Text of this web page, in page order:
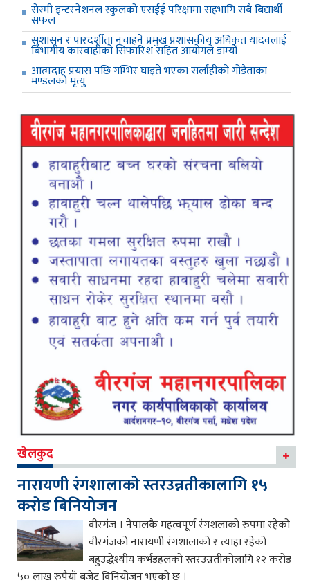
सेस्मी इन्टरनेशनल स्कुलको एसईई परिक्षामा सहभागि सबै बिद्यार्थी
सफल
सुशासन र पारदर्शीता नचाहने प्रमुख प्रशासकीय अधिकृत यादवलाई
बिभागीय कारवाहीको सिफारिश सहित आयोगले डाम्यो
आत्मदाह प्रयास पछि गम्भिर घाइते भएका सर्लाहीको गोडैताका
मण्डलको मृत्यु
खेलकुद
नारायणी रंगशालाको स्तरउन्नतीकालागि १५
करोड बिनियोजन
वीरगंज । नेपालकै महत्वपूर्ण रंगशलाको रुपमा रहेको
वीरगंजको नारायणी रंगशालाको र त्याहा रहेको
बहुउद्धेश्यीय कर्भडहलको स्तरउन्नतीकोलागि १२ करोड
५० लाख रुपैयाँ बजेट विनियोजन भएको छ ।